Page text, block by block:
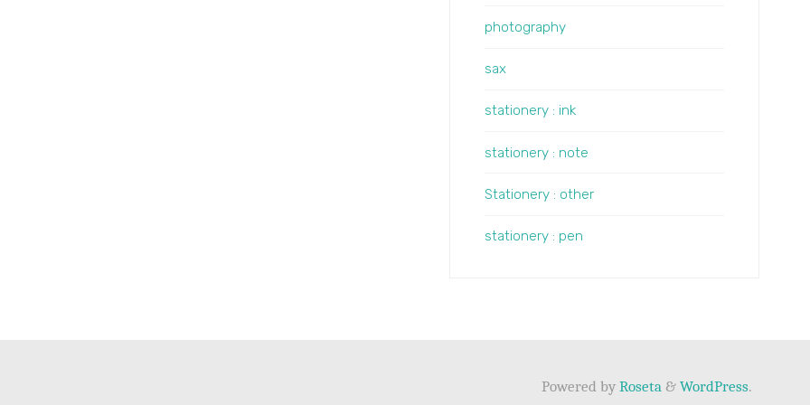
photography
sax
stationery : ink
stationery : note
Stationery : other
stationery : pen
Powered byRoseta & WordPress.